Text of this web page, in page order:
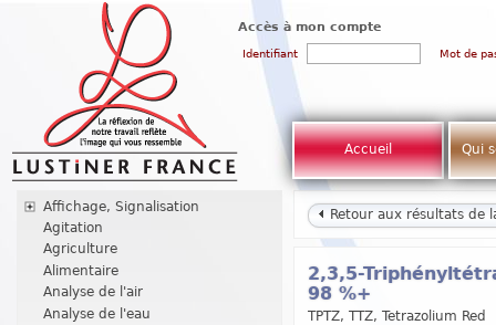
Accès à mon compte
Identifiant Mot de
Accueil Qui
Affichage, Signalisation
Agitation
Agriculture
Alimentaire
Analyse de l'air
Analyse de l'eau
Retour aux résultats de
2,3,5-
98 %+
TPTZ, TTZ, Tetrazolium Red